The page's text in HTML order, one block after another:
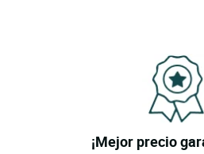
¡Mejor precio